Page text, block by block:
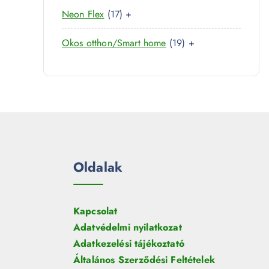
r
e
r
Neon Flex 171
7
t
r
+
Okos otthon/Smart home 191
t
+
Oldalak
Kapcsolat
Adatvédelmi nyilatkozat
Adatkezelési tájékoztató
Általános Szerződési Feltételek